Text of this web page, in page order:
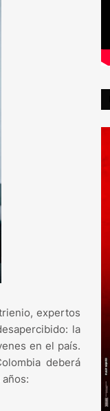
expertos
la
en el país.
deberá